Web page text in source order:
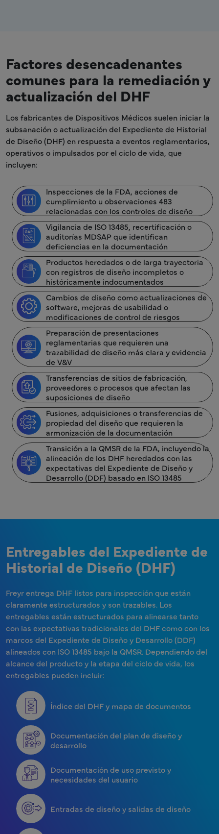
Factores desencadenantes
comunes para la remediación y
actualización del DHF
Los fabricantes de Dispositivos Médicos suelen iniciar la
subsanación o actualización del Expediente de Historial
de Diseño (DHF) en respuesta a eventos reglamentarios,
operativos o impulsados por el ciclo de vida, que
incluyen:
Inspecciones de la FDA, acciones de
cumplimiento u observaciones 483
relacionadas con los controles de diseño
Vigilancia de ISO 13485, recertificación o
auditorías MDSAP que identifican
deficiencias en la documentación
Productos heredados o de larga trayectoria
con registros de diseño incompletos o
históricamente indocumentados
Cambios de diseño como actualizaciones de
software, mejoras de usabilidad o
modificaciones de control de riesgos
Preparación de presentaciones
reglamentarias que requieren una
trazabilidad de diseño más clara y evidencia
de V&V
Transferencias de sitios de fabricación,
proveedores o procesos que afectan las
suposiciones de diseño
Fusiones, adquisiciones o transferencias de
propiedad del diseño que requieren la
armonización de la documentación
Transición a la QMSR de la FDA, incluyendo la
alineación de los DHF heredados con las
expectativas del Expediente de Diseño y
Desarrollo (DDF) basado en ISO 13485
Entregables del Expediente de
Historial de Diseño (DHF)
Freyr entrega DHF listos para inspección que están
claramente estructurados y son trazables. Los
entregables están estructurados para alinearse tanto
con las expectativas tradicionales del DHF como con los
marcos del Expediente de Diseño y Desarrollo (DDF)
alineados con ISO 13485 bajo la QMSR. Dependiendo del
alcance del producto y la etapa del ciclo de vida, los
entregables pueden incluir:
Índice del DHF y mapa de documentos
Documentación del plan de diseño y
desarrollo
Documentación de uso previsto y
necesidades del usuario
Entradas de diseño y salidas de diseño